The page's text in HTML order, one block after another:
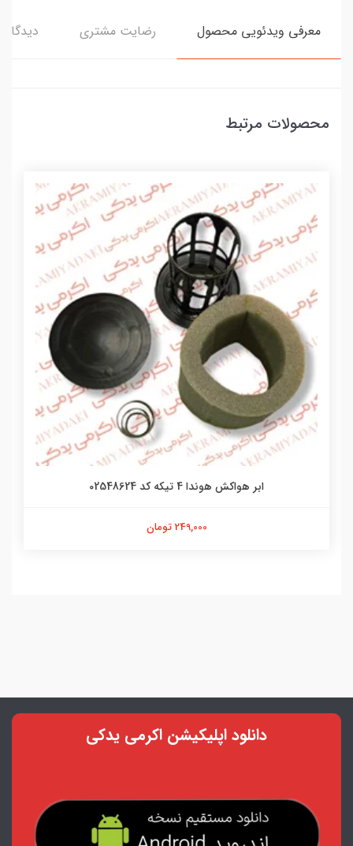
معرفی ویدئویی محصول رضایت مشتری
محصولات مرتبط
ابر هواکش هوندا 4 تیکه کد 02548624
249,000 تومان
دانلود اپلیکیشن اکرمی یدکی